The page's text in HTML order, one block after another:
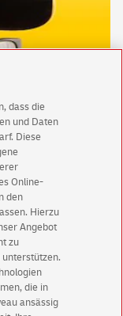
und ein
dass die
und Daten
Diese
Online-
den
Hierzu
Angebot
zu
die in
ansässig